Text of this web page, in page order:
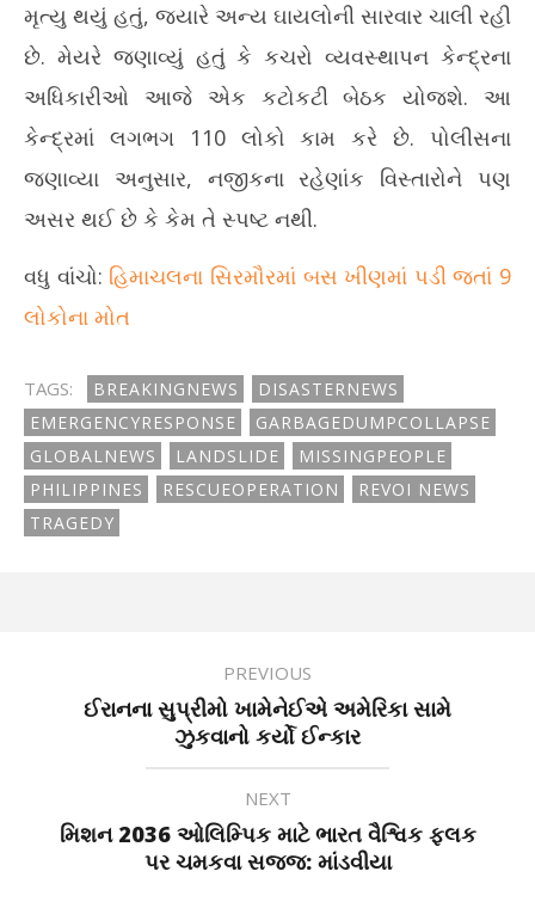
મૃત્યુ થયું હતું, જ્યારે અન્ય ઘાયલોની સારવાર ચાલી રહી
છે. મેયરે જણાવ્યું હતું કે કચરો વ્યવસ્થાપન કેન્દ્રના
અધિકારીઓ આજે એક કટોકટી બેઠક યોજશે. આ
કેન્દ્રમાં લગભગ 110 લોકો કામ કરે છે. પોલીસના
જણાવ્યા અનુસાર, નજીકના રહેણાંક વિસ્તારોને પણ
અસર થઈ છે કે કેમ તે સ્પષ્ટ નથી.
વધુ વાંચો: હિમાચલના સિરમૌરમાં બસ ખીણમાં પડી જતાં 9
લોકોના મોત
TAGS: BREAKINGNEWS
DISASTERNEWS
EMERGENCYRESPONSE
GARBAGEDUMPCOLLAPSE
GLOBALNEWS
LANDSLIDE
MISSINGPEOPLE
PHILIPPINES
RESCUEOPERATION
REVOI NEWS
TRAGEDY
PREVIOUS
ઈરાનના સુપ્રીમો ખામેનેઈએ અમેરિકા સામે
ઝુકવાનો કર્યો ઈન્કાર
NEXT
મિશન 2036 ઓલિમ્પિક માટે ભારત વૈશ્વિક ફલક
પર ચમકવા સજ્જ: માંડવીયા